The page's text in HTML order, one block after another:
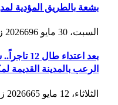
بشعة بالطريق المؤدية
السبت، 30 مايو 2026 696
بعد
الرعب بالمدينة القديمة
الثلاثاء، 12 مايو 2026 665